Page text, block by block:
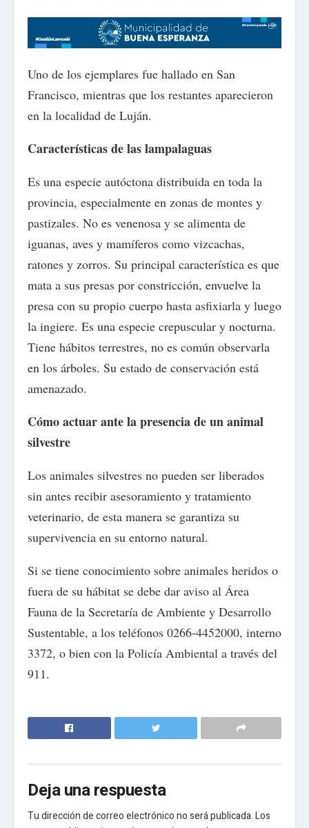
Uno de los ejemplares fue hallado en San
Francisco, mientras que los restantes aparecieron
en la localidad de Luján.
Características de las lampalaguas
Es una especie autóctona distribuida en toda la
provincia, especialmente en zonas de montes y
pastizales. No es venenosa y se alimenta de
iguanas, aves y mamíferos como vizcachas,
ratones y zorros. Su principal característica es que
mata a sus presas por constricción, envuelve la
presa con su propio cuerpo hasta asfixiarla y luego
la ingiere. Es una especie crepuscular y nocturna.
Tiene hábitos terrestres, no es común observarla
en los árboles. Su estado de conservación está
amenazado.
Cómo actuar ante la presencia de un animal
silvestre
Los animales silvestres no pueden ser liberados
sin antes recibir asesoramiento y tratamiento
veterinario, de esta manera se garantiza su
supervivencia en su entorno natural.
Si se tiene conocimiento sobre animales heridos o
fuera de su hábitat se debe dar aviso al Área
Fauna de la Secretaría de Ambiente y Desarrollo
Sustentable, a los teléfonos 0266-4452000, interno
3372, o bien con la Policía Ambiental a través del
911.
Deja una respuesta
Tu dirección de correo electrónico no será publicada.Los